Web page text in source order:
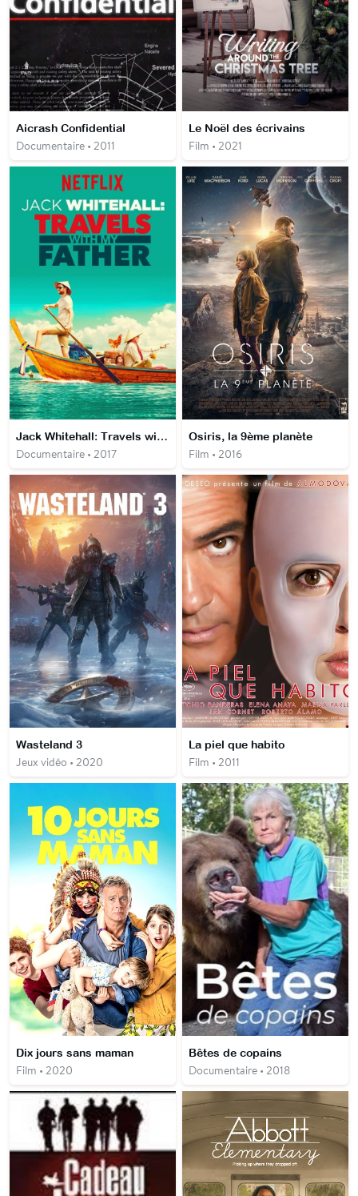
Aicrash Confidential
Documentaire • 2011
Le Noël des écrivains
Film • 2021
Jack Whitehall: Travels with My Father
Documentaire • 2017
Osiris, la 9ème planète
Film • 2016
Wasteland 3
Jeux vidéo • 2020
La piel que habito
Film • 2011
Dix jours sans maman
Film • 2020
Bêtes de copains
Documentaire • 2018